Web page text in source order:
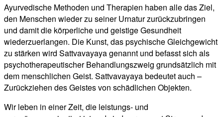
Ayurvedische Methoden und Therapien haben alle das Ziel,
den Menschen wieder zu seiner Urnatur zurückzubringen
und damit die körperliche und geistige Gesundheit
wiederzuerlangen. Die Kunst, das psychische Gleichgewicht
zu stärken wird Sattvavayaya genannt und befasst sich als
psychotherapeutischer Behandlungszweig grundsätzlich mit
dem menschlichen Geist. Sattvavayaya bedeutet auch –
Zurückziehen des Geistes von schädlichen Objekten.
Wir leben in einer Zeit, die leistungs- und